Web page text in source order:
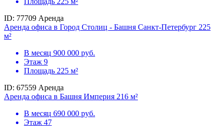
ID: 77709 Аренда
Аренда офиса в Город Столиц - Башня Санкт-Петербург 225
м²
В месяц 900 000 руб.
Этаж 9
Площадь 225 м²
ID: 67559 Аренда
Аренда офиса в Башня Империя 216 м²
В месяц 690 000 руб.
Этаж 47